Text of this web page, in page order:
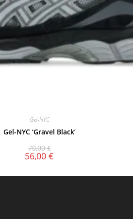
Gel-NYC
Gel-NYC ‘Gravel Black’
70,00€
56,00 €